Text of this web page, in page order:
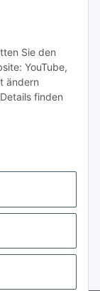
Sie den
YouTube,
ändern
finden